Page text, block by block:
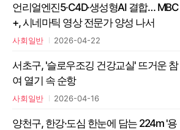
언리얼엔진5·C4D·생성형AI 결합… MBC
+, 시네마틱 영상 전문가 양성 나서
사회일반 2026-04-22
서초구, '슬로우조깅 건강교실' 뜨거운 참
여 열기 속 순항
사회일반 2026-04-16
양천구, 한강·도심 한눈에 담는 224m '용